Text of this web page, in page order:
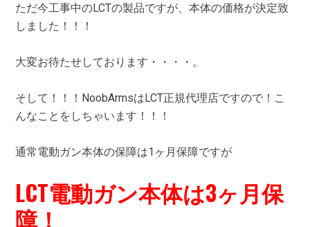
ただ今工事中のLCTの製品ですが、本体の価格が決定致
しました！！！
大変お待たせしております・・・・。
そして！！！NoobArmsはLCT正規代理店ですので！こ
んなことをしちゃいます！！！
通常電動ガン本体の保障は1ヶ月保障ですが
LCT電動ガン本体は3ヶ月保
障！